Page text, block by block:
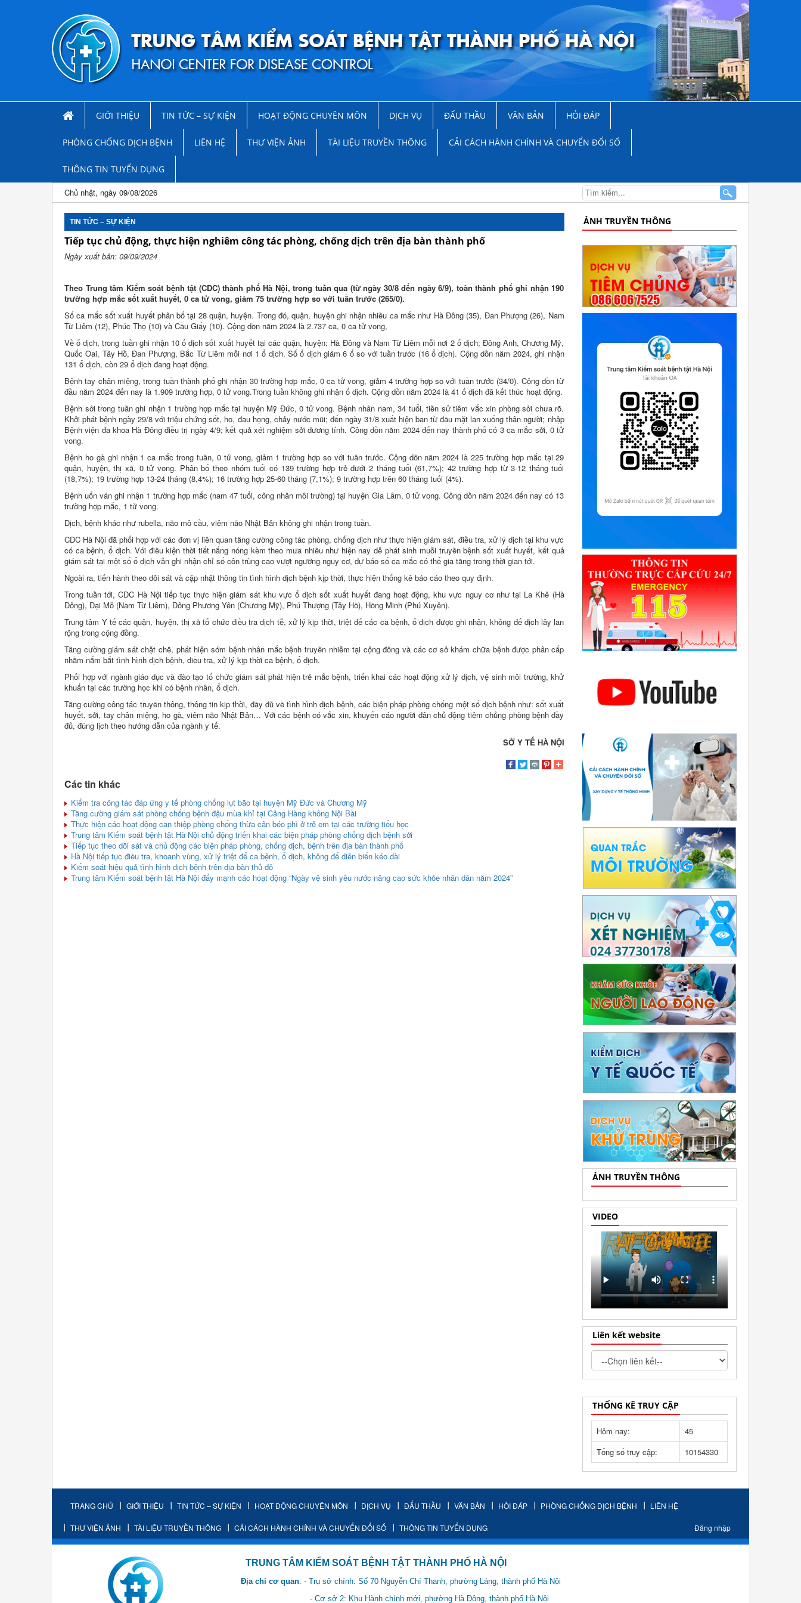
GIỚI THIỆU TIN TỨC – SỰ KIỆN HOẠT ĐỘNG CHUYÊN MÔN DỊCH VỤ ĐẤU THẦU VĂN BẢN HỎI ĐÁP
PHÒNG CHỐNG DỊCH BỆNH LIÊN HỆ THƯ VIỆN ẢNH TÀI LIỆU TRUYỀN THÔNG CẢI CÁCH HÀNH CHÍNH VÀ CHUYỂN ĐỔI SỐ
THÔNG TIN TUYỂN DỤNG
Chủ nhật, ngày 09/08/2026
TIN TỨC – SỰ KIỆN
Tiếp tục chủ động, thực hiện nghiêm công tác phòng, chống dịch trên địa bàn thành phố
Ngày xuất bản: 09/09/2024
Theo Trung tâm Kiểm soát bệnh tật (CDC) thành phố Hà Nội, trong tuần qua (từ ngày 30/8 đến ngày 6/9), toàn thành phố ghi nhận 190
trường hợp mắc sốt xuất huyết, 0 ca tử vong, giảm 75 trường hợp so với tuần trước (265/0).
Số ca mắc sốt xuất huyết phân bố tại 28 quận, huyện. Trong đó, quận, huyện ghi nhận nhiều ca mắc như Hà Đông (35), Đan Phượng (26), Nam
Từ Liêm (12), Phúc Thọ (10) và Cầu Giấy (10). Cộng dồn năm 2024 là 2.737 ca, 0 ca tử vong,
Về ổ dịch, trong tuần ghi nhận 10 ổ dịch sốt xuất huyết tại các quận, huyện: Hà Đông và Nam Từ Liêm mỗi nơi 2 ổ dịch; Đông Anh, Chương Mỹ,
Quốc Oai, Tây Hồ, Đan Phượng, Bắc Từ Liêm mỗi nơi 1 ổ dịch. Số ổ dịch giảm 6 ổ so với tuần trước (16 ổ dịch). Cộng dồn năm 2024, ghi nhận
131 ổ dịch, còn 29 ổ dịch đang hoạt động.
Bệnh tay chân miệng, trong tuần thành phố ghi nhận 30 trường hợp mắc, 0 ca tử vong, giảm 4 trường hợp so với tuần trước (34/0). Cộng dồn từ
đầu năm 2024 đến nay là 1.909 trường hợp, 0 tử vong.Trong tuần không ghi nhận ổ dịch. Cộng dồn năm 2024 là 41 ổ dịch đã kết thúc hoạt động.
Bệnh sởi trong tuần ghi nhận 1 trường hợp mắc tại huyện Mỹ Đức, 0 tử vong. Bệnh nhân nam, 34 tuổi, tiền sử tiêm vắc xin phòng sởi chưa rõ.
Khởi phát bệnh ngày 29/8 với triệu chứng sốt, ho, đau họng, chảy nước mũi; đến ngày 31/8 xuất hiện ban từ đầu mặt lan xuống thân người; nhập
Bệnh viện đa khoa Hà Đông điều trị ngày 4/9; kết quả xét nghiệm sởi dương tính. Công dồn năm 2024 đến nay thành phố có 3 ca mắc sởi, 0 tử
vong.
Bệnh ho gà ghi nhận 1 ca mắc trong tuần, 0 tử vong, giảm 1 trường hợp so với tuần trước. Cộng dồn năm 2024 là 225 trường hợp mắc tại 29
quận, huyện, thị xã, 0 tử vong. Phân bố theo nhóm tuổi có 139 trường hợp trẻ dưới 2 tháng tuổi (61,7%); 42 trường hợp từ 3-12 tháng tuổi
(18,7%); 19 trường hợp 13-24 tháng (8,4%); 16 trường hợp 25-60 tháng (7,1%); 9 trường hợp trên 60 tháng tuổi (4%).
Bệnh uốn ván ghi nhận 1 trường hợp mắc (nam 47 tuổi, công nhân môi trường) tại huyện Gia Lâm, 0 tử vong. Công dồn năm 2024 đến nay có 13
trường hợp mắc, 1 tử vong.
Dịch, bệnh khác như rubella, não mô cầu, viêm não Nhật Bản không ghi nhận trong tuần.
CDC Hà Nội đã phối hợp với các đơn vị liên quan tăng cường công tác phòng, chống dịch như thực hiện giám sát, điều tra, xử lý dịch tại khu vực
có ca bệnh, ổ dịch. Với điều kiện thời tiết nắng nóng kèm theo mưa nhiều như hiện nay dễ phát sinh muỗi truyền bệnh sốt xuất huyết, kết quả
giám sát tại một số ổ dịch vẫn ghi nhận chỉ số côn trùng cao vượt ngưỡng nguy cơ, dự báo số ca mắc có thể gia tăng trong thời gian tới.
Ngoài ra, tiến hành theo dõi sát và cập nhật thông tin tình hình dịch bệnh kịp thời, thực hiện thống kê báo cáo theo quy định.
Trong tuần tới, CDC Hà Nội tiếp tục thực hiện giám sát khu vực ổ dịch sốt xuất huyết đang hoạt động, khu vực nguy cơ như tại La Khê (Hà
Đông), Đại Mỗ (Nam Từ Liêm), Đông Phương Yên (Chương Mỹ), Phú Thượng (Tây Hồ), Hồng Minh (Phú Xuyên).
Trung tâm Y tế các quận, huyện, thị xã tổ chức điều tra dịch tễ, xử lý kịp thời, triệt để các ca bệnh, ổ dịch được ghi nhận, không để dịch lây lan
rộng trong cộng đồng.
Tăng cường giám sát chặt chẽ, phát hiện sớm bệnh nhân mắc bệnh truyền nhiễm tại cộng đồng và các cơ sở khám chữa bệnh được phân cấp
nhằm nắm bắt tình hình dịch bệnh, điều tra, xử lý kịp thời ca bệnh, ổ dịch.
Phối hợp với ngành giáo dục và đào tạo tổ chức giám sát phát hiện trẻ mắc bệnh, triển khai các hoạt động xử lý dịch, vệ sinh môi trường, khử
khuẩn tại các trường học khi có bệnh nhân, ổ dịch.
Tăng cường công tác truyền thông, thông tin kịp thời, đầy đủ về tình hình dịch bệnh, các biện pháp phòng chống một số dịch bệnh như: sốt xuất
huyết, sởi, tay chân miệng, ho gà, viêm não Nhật Bản… Với các bệnh có vắc xin, khuyến cáo người dân chủ động tiêm chủng phòng bệnh đầy
đủ, đúng lịch theo hướng dẫn của ngành y tế.
SỞ Y TẾ HÀ NỘI
Các tin khác
Kiểm tra công tác đáp ứng y tế phòng chống lụt bão tại huyện Mỹ Đức và Chương Mỹ
Tăng cường giám sát phòng chống bệnh đậu mùa khỉ tại Cảng Hàng không Nội Bài
Thực hiện các hoạt động can thiệp phòng chống thừa cân béo phì ở trẻ em tại các trường tiểu học
Trung tâm Kiểm soát bệnh tật Hà Nội chủ động triển khai các biện pháp phòng chống dịch bệnh sởi
Tiếp tục theo dõi sát và chủ động các biện pháp phòng, chống dịch, bệnh trên địa bàn thành phố
Hà Nội tiếp tục điều tra, khoanh vùng, xử lý triệt để ca bệnh, ổ dịch, không để diễn biến kéo dài
Kiểm soát hiệu quả tình hình dịch bệnh trên địa bàn thủ đô
Trung tâm Kiểm soát bệnh tật Hà Nội đẩy mạnh các hoạt động “Ngày vệ sinh yêu nước nâng cao sức khỏe nhân dân năm 2024”
ẢNH TRUYỀN THÔNG
ẢNH TRUYỀN THÔNG
VIDEO
Liên kết website
THỐNG KÊ TRUY CẬP
Hôm nay:
45
Tổng số truy cập:
10154330
TRANG CHỦ GIỚI THIỆU TIN TỨC – SỰ KIỆN HOẠT ĐỘNG CHUYÊN MÔN DỊCH VỤ ĐẤU THẦU VĂN BẢN HỎI ĐÁP PHÒNG CHỐNG DỊCH BỆNH LIÊN HỆ
THƯ VIỆN ẢNH TÀI LIỆU TRUYỀN THÔNG CẢI CÁCH HÀNH CHÍNH VÀ CHUYỂN ĐỔI SỐ THÔNG TIN TUYỂN DỤNG Đăng nhập
TRUNG TÂM KIỂM SOÁT BỆNH TẬT THÀNH PHỐ HÀ NỘI
Địa chỉ cơ quan: - Trụ sở chính: Số 70 Nguyễn Chí Thanh, phường Láng, thành phố Hà Nội
- Cơ sở 2: Khu Hành chính mới, phường Hà Đông, thành phố Hà Nội